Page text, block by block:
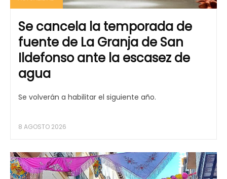
Se cancela la temporada de
fuente de La Granja de San
Ildefonso ante la escasez de
agua
Se volverán a habilitar el siguiente año.
8 AGOSTO 2026